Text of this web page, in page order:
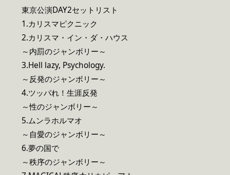
東京公演DAY2セットリスト
1.カリスマピクニック
2.カリスマ・イン・ダ・ハウス
～内罰のジャンボリー～
3.Hell lazy, Psychology.
～反発のジャンボリー～
4.ツッパれ！生涯反発
～性のジャンボリー～
5.ムンラホルマオ
～自愛のジャンボリー～
6.夢の国で
～秩序のジャンボリー～